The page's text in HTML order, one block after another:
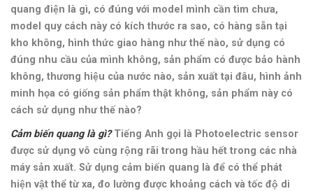
quang điện là gì, có đúng với model mình cần tìm chưa,
model quy cách này có kích thước ra sao, có hàng sẵn tại
kho không, hình thức giao hàng như thế nào, sử dụng có
đúng nhu cầu của mình không, sản phẩm có được bảo hành
không, thương hiệu của nước nào, sản xuất tại đâu, hình ảnh
minh họa có giống sản phẩm thật không, sản phẩm này có
cách sử dụng như thế nào?
Cảm biến quang là gì?Tiếng Anh gọi là Photoelectric sensor
được sử dụng vô cùng rộng rãi trong hầu hết trong các nhà
máy sản xuất. Sử dụng cảm biến quang là để có thể phát
hiện vật thể từ xa, đo lường được khoảng cách và tốc độ di